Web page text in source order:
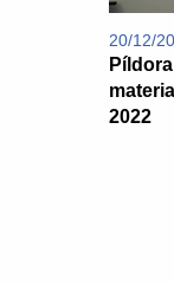
20/12/
2022